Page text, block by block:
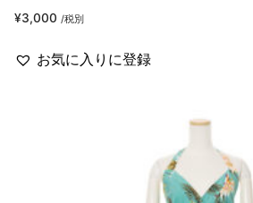
¥3,000 /税別
お気に入りに登録